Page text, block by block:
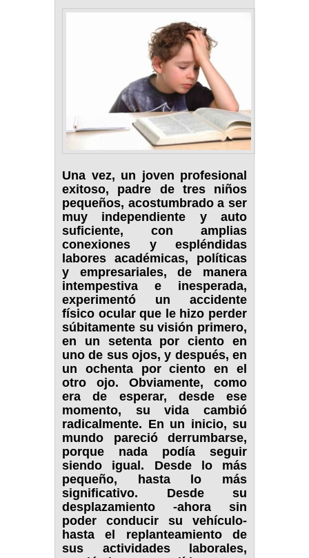
Una vez, un joven profesional
exitoso, padre de tres niños
pequeños, acostumbrado a ser
muy independiente y auto
suficiente, con amplias
conexiones y espléndidas
labores académicas, políticas
y empresariales, de manera
intempestiva e inesperada,
experimentó un accidente
físico ocular que le hizo perder
súbitamente su visión primero,
en un setenta por ciento en
uno de sus ojos, y después, en
un ochenta por ciento en el
otro ojo. Obviamente, como
era de esperar, desde ese
momento, su vida cambió
radicalmente. En un inicio, su
mundo pareció derrumbarse,
porque nada podía seguir
siendo igual. Desde lo más
pequeño, hasta lo más
significativo. Desde su
desplazamiento -ahora sin
poder conducir su vehículo-
hasta el replanteamiento de
sus actividades laborales,